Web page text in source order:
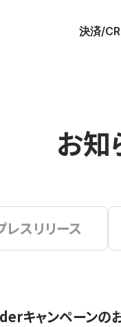
決済/
お知
レスリリース
キャンペーンの